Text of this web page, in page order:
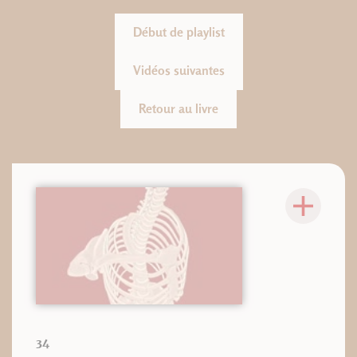
Début de playlist
Vidéos suivantes
Retour au livre
34